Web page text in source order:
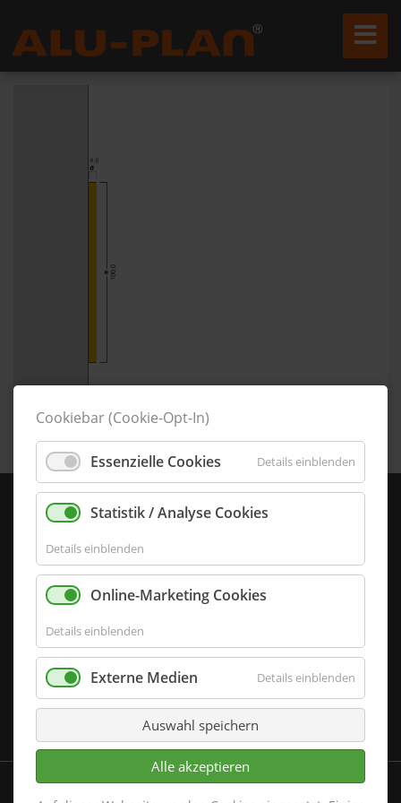
i100-4-F
Produkttyp:
Rammschutzprofil
Serie:
Material (Sichtseite):
Einbauart:
i100-4-F
Cookiebar (Cookie-Opt-In)
Essenzielle Cookies Details einblenden
Statistik / Analyse Cookies
Details einblenden
Online-Marketing Cookies
Details einblenden
Externe Medien Details einblenden
Auswahl speichern
Alle akzeptieren